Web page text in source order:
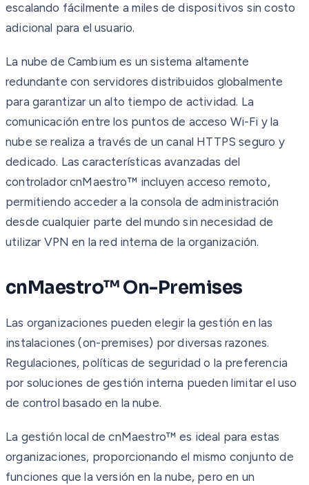
escalando fácilmente a miles de dispositivos sin costo
adicional para el usuario.
La nube de Cambium es un sistema altamente
redundante con servidores distribuidos globalmente
para garantizar un alto tiempo de actividad. La
comunicación entre los puntos de acceso Wi-Fi y la
nube se realiza a través de un canal HTTPS seguro y
dedicado. Las características avanzadas del
controlador cnMaestro™ incluyen acceso remoto,
permitiendo acceder a la consola de administración
desde cualquier parte del mundo sin necesidad de
utilizar VPN en la red interna de la organización.
cnMaestro™ On-Premises
Las organizaciones pueden elegir la gestión en las
instalaciones (on-premises) por diversas razones.
Regulaciones, políticas de seguridad o la preferencia
por soluciones de gestión interna pueden limitar el uso
de control basado en la nube.
La gestión local de cnMaestro™ es ideal para estas
organizaciones, proporcionando el mismo conjunto de
funciones que la versión en la nube, pero en un